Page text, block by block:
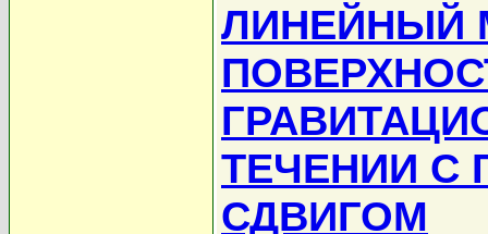
ЛИНЕЙНЫЙ
ТЕЧЕНИИ С
СДВИГОМ